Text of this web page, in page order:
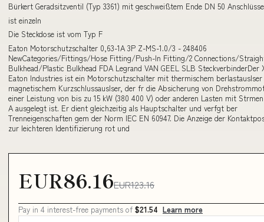
Bürkert Geradsitzventil (Typ 3361) mit geschweißtem Ende DN 50
ist einzeln
Die Steckdose ist vom Typ F
Eaton Motorschutzschalter 0,63-1A 3P Z-MS-1.0/3 - 248406
NewCategories/Fittings/Hose Fitting/Push-In Fitting/2 Connections/
Bulkhead/Plastic Bulkhead FDA Legrand VAN GEEL SLB SteckverbinderDer
Eaton Industries ist ein Motorschutzschalter mit thermischem
magnetischem Kurzschlussauslser, der fr die Absicherung von
einer Leistung von bis zu 15 kW (380 400 V) oder anderen Lasten mit
A ausgelegt ist. Er dient gleichzeitig als Hauptschalter und verfgt ber
Trenneigenschaften gem der Norm IEC EN 60947. Die Anzeige der
zur leichteren Identifizierung rot und
EUR86.16EUR123.16
Pay in 4 interest-free payments of $21.54 Learn more